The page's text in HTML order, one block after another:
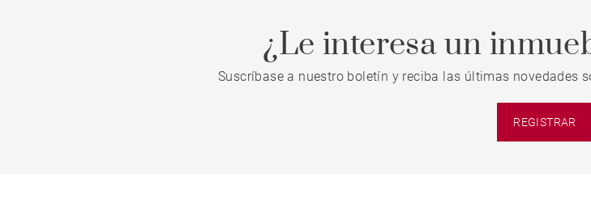
¿Le interesa un
Suscríbase a nuestro boletín y reciba las últimas novedades
REGISTRAR